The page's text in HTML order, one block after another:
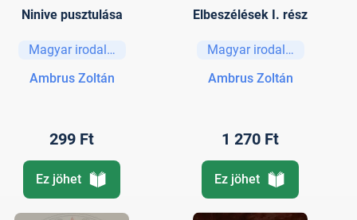
Ninive pusztulása
Magyar irodalom
Ambrus Zoltán
299 Ft
Ez jöhet
Elbeszélések I. rész
Magyar irodalom
Ambrus Zoltán
1 270 Ft
Ez jöhet